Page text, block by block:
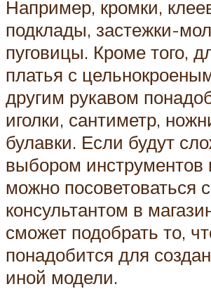
Например, кромки,
подклады, застежки-
пуговицы. Кроме того,
платья с
другим рукавом
иголки, сантиметр,
булавки. Если будут
выбором инструментов
можно посоветоваться с
консультантом в
сможет подобрать то,
понадобится для
иной модели.